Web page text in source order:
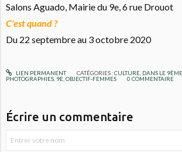
Salons Aguado, Mairie du 9e, 6 rue Drouot
C'est quand ?
Du 22 septembre au 3 octobre 2020
LIEN PERMANENT CATÉGORIES :CULTURE, DANS LE 9ÈME
PHOTOGRAPHIES 9E ,OBJECTIF-FEMMES 0 COMMENTAIRE
Écrire un commentaire